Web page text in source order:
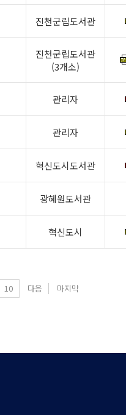
진천군립도서관
진천군립도서관
(3개소)
관리자
관리자
혁신도시도서관
광혜원도서관
혁신도시
10 다음 마지막